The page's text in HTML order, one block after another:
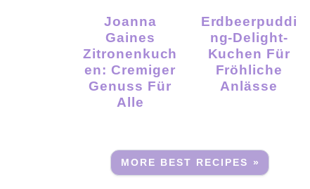
Joanna
Gaines
Zitronenkuch
En: Cremiger
Genuss Für
Alle
Erdbeerpuddi
Ng-Delight-
Kuchen Für
Fröhliche
Anlässe
MORE BEST RECIPES »